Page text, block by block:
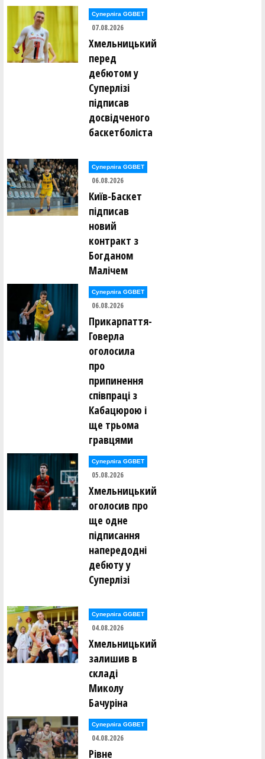
Суперліга GGBET
07.08.2026
Хмельницький
перед
дебютом у
Суперлізі
підписав
досвідченого
баскетболіста
Суперліга GGBET
06.08.2026
Київ-Баскет
підписав
новий
контракт з
Богданом
Малічем
Суперліга GGBET
06.08.2026
Прикарпаття-
Говерла
оголосила
про
припинення
співпраці з
Кабацюрою і
ще трьома
гравцями
Суперліга GGBET
05.08.2026
Хмельницький
оголосив про
ще одне
підписання
напередодні
дебюту у
Суперлізі
Суперліга GGBET
04.08.2026
Хмельницький
залишив в
складі
Миколу
Бачуріна
Суперліга GGBET
04.08.2026
Рівне